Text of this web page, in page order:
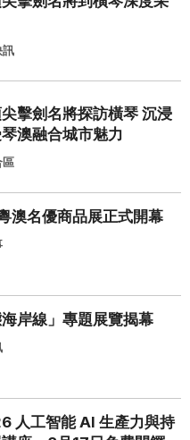
訊
擊劍名將探訪橫琴 沉浸
澳融合城市魅力
區
澳名優商品展正式開幕
海岸線」專題展覽揭幕
人工智能 AI 生產力與持